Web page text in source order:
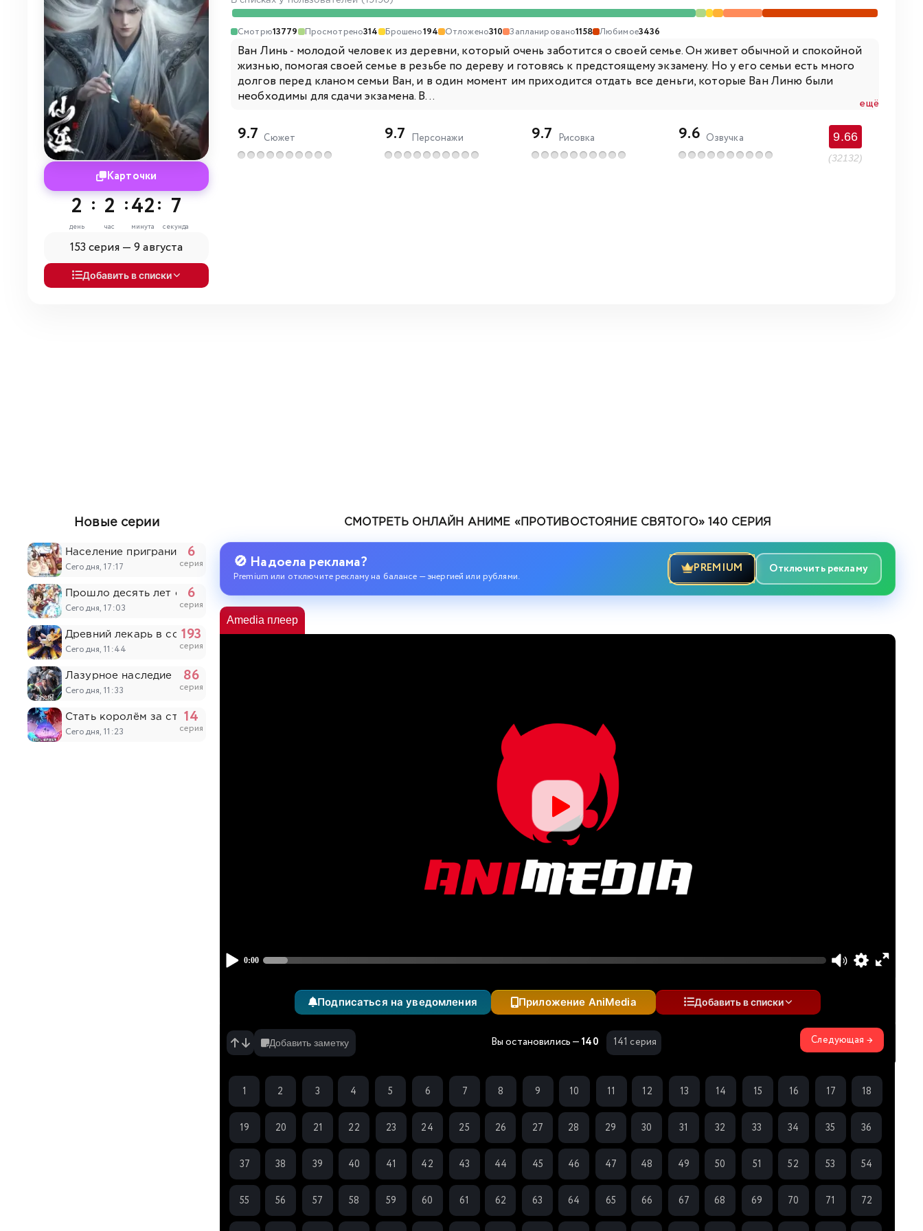
Карточки
2
день
: 2
час
:42
минута
: 6
секунда
153 серия —9 августа
Добавить в списки
Смотрю13779 Просмотрено314 Брошено194 Отложено310 Запланировано1158 Любимое3436
Ван Линь - молодой человек из деревни, который очень заботится о своей семье. Он живет обычной и спокойной
жизнью, помогая своей семье в резьбе по дереву и готовясь к предстоящему экзамену. Но у его семьи есть много
долгов перед кланом семьи Ван, и в один момент им приходится отдать все деньги, которые Ван Линю были
необходимы для сдачи экзамена. В...
ещё
9.7 Сюжет 9.7 Персонажи 9.7 Рисовка 9.6 Озвучка 9.66
(32132)
СМОТРЕТЬ ОНЛАЙН АНИМЕ «ПРОТИВОСТОЯНИЕ СВЯТОГО» 140 СЕРИЯ
🚫 Надоела реклама?
Premium или отключите рекламу на балансе — энергией или рублями.
PREMIUM Отключить рекламу
Amedia плеер
Подписаться на уведомления Приложение AniMedia Добавить в списки
Добавить заметку Вы остановились —140 141 серия Следующая →
1 2 3 4 5 6 7 8 9 10 11 12 13 14 15 16 17 18
19 20 21 22 23 24 25 26 27 28 29 30 31 32 33 34 35 36
37 38 39 40 41 42 43 44 45 46 47 48 49 50 51 52 53 54
55 56 57 58 59 60 61 62 63 64 65 66 67 68 69 70 71 72
Новые серии
Население приграничного владения начинается с нуля
Сегодня, 17:17
6
серия
Прошло десять лет с момента, как я сказал «Оставьте это на меня и уходите» и стал легендой
Сегодня, 17:03
6
серия
Древний лекарь в современном городе
Сегодня, 11:44
193
серия
Лазурное наследие
Сегодня, 11:33
86
серия
Стать королём за сто дней
Сегодня, 11:23
14
серия